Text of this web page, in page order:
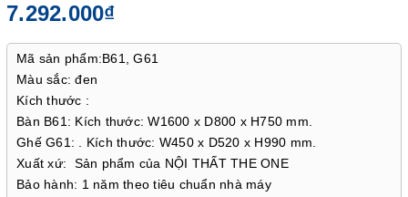
7.292.000₫
Mã sản phẩm:B61, G61
Màu sắc: đen
Kích thước :
Bàn B61: Kích thước: W1600 x D800 x H750 mm.
Ghế G61: . Kích thước: W450 x D520 x H990 mm.
Xuất xứ: Sản phẩm của NỘI THẤT THE ONE
Bảo hành: 1 năm theo tiêu chuẩn nhà máy